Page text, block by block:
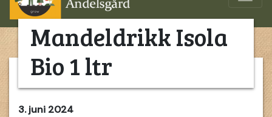
Mandeldrikk Isola
Bio 1 ltr
3. juni 2024